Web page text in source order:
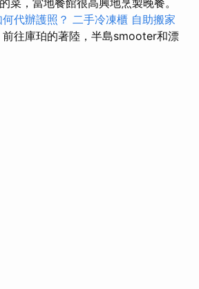
代辦護照？ 二手冷凍櫃 自助搬家
往庫珀的著陸，半島smooter和漂